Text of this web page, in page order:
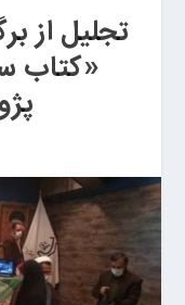
تجلیل از
«کتاب